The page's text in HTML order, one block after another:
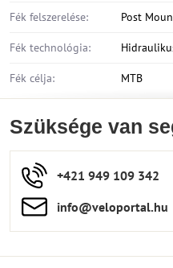
Fék felszerelése: Post
Fék technológia:
Fék célja: MTB
Szüksége van
+421 949 109 342
info​​@veloportal​.hu